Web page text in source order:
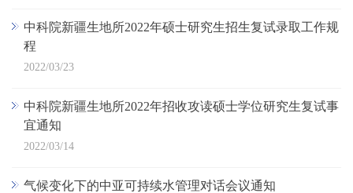
中科院新疆生地所2022年硕士研究生招生复试录取工作规
程
2022/03/23
中科院新疆生地所2022年招收攻读硕士学位研究生复试事
宜通知
2022/03/14
气候变化下的中亚可持续水管理对话会议通知